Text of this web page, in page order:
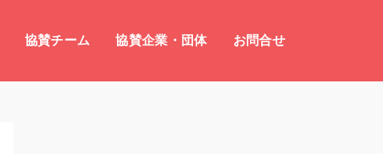
協賛チーム 協賛企業・団体 お問合せ